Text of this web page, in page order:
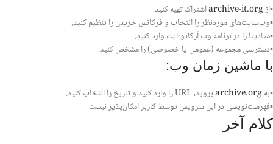
▪️ازarchive-it.orgاشتراک تهیه کنید.
▪️وب‌سایت‌های موردنظر را انتخاب و فرکانس خزیدن را تنظیم کنید.
▪️متادیتا را در برنامه وب آرکایو-ایت وارد کنید.
▪️دسترسی مجموعه (عمومی یا خصوصی) را مشخص کنید.
با ماشین زمان وب:
▪️بهarchive.orgبروید، URL را وارد کنید و تاریخ را انتخاب کنید.
▪️فهرست‌نویسی در این سرویس توسط کاربر امکان‌پذیر نیست.
کلام آخر